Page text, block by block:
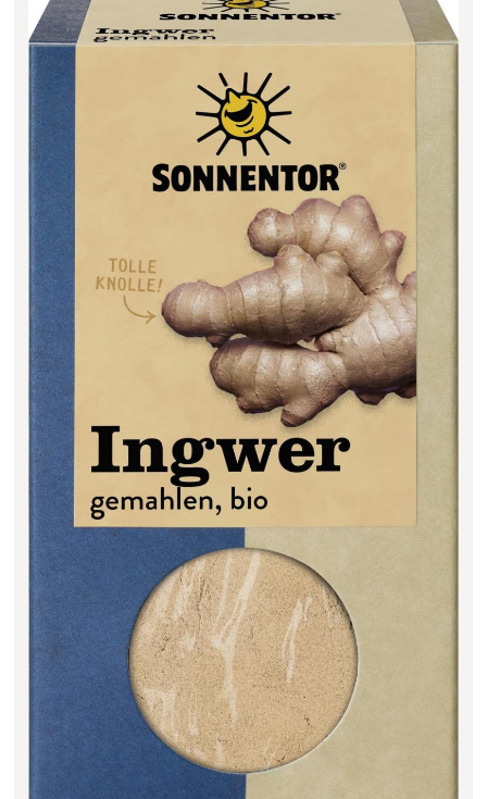
Biohof Öllinger Detail
Fleischerei Hüthmayr
Detail
Kuglbauer - Familie Bischof
La Toscana Anita Wolf e.U. Detail
Detail
Detail
Weinkellerei Stift
Kremsmünster
Detail
Detail
Filter zurücksetzen